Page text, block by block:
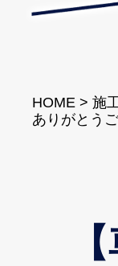
HOME >施
ありがとう